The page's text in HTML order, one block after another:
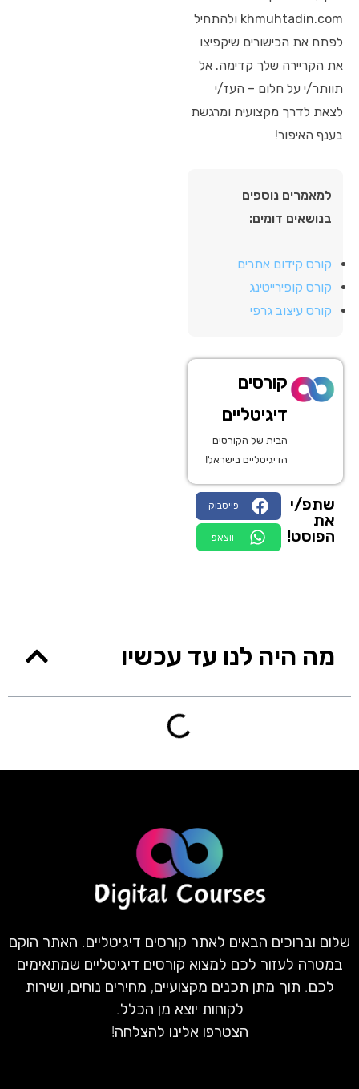
khmuhtadin.com ולהתחיל
לפתח את הכישורים שיקפיצו
את הקריירה שלך קדימה. אל
תוותר/י על חלום – העז/י
לצאת לדרך מקצועית ומרגשת
בענף האיפור!
למאמרים נוספים
בנושאים דומים:
קורס קידום אתרים
קורס קופירייטינג
קורס עיצוב גרפי
קורסים
דיגיטליים
הבית של הקורסים
הדיגיטליים בישראל!
שתפ/י
את
הפוסט!
פייסבוק
ווצאפ
מה היה לנו עד עכשיו
שלום וברוכים הבאים לאתר קורסים דיגיטליים. האתר הוקם
במטרה לעזור לכם למצוא קורסים דיגיטליים שמתאימים
לכם. תוך מתן תכנים מקצועיים, מחירים נוחים, ושירות
לקוחות יוצא מן הכלל.
הצטרפו אלינו להצלחה!